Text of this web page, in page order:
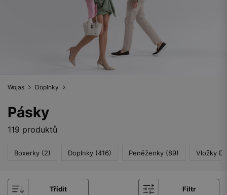
Wojas Doplnky
Pásky
119 produktů
Boxerky (2) Doplnky (416) Peněženky (89) Vložky
Třídit Filtr